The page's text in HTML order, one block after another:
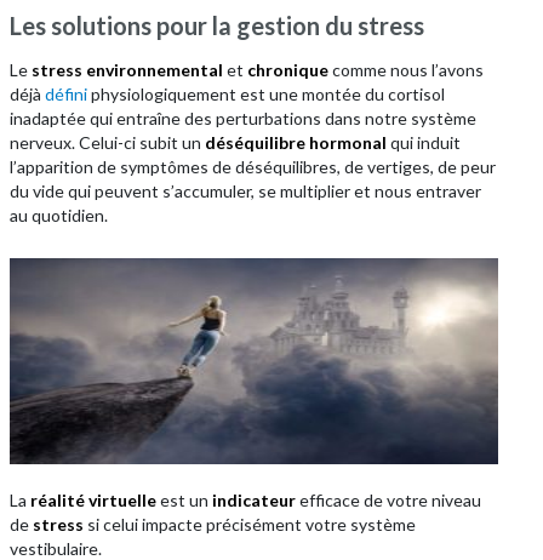
Les solutions pour la gestion du stress
Le stress environnemental et chroniquecomme nous l’avons
déjà définiphysiologiquement est une montée du cortisol
inadaptée qui entraîne des perturbations dans notre système
nerveux. Celui-ci subit un déséquilibre hormonal qui induit
l’apparition de symptômes de déséquilibres, de vertiges, de peur
du vide qui peuvent s’accumuler, se multiplier et nous entraver
au quotidien.
La réalité virtuelleest un indicateurefficace de votre niveau
de stress si celui impacte précisément votre système
vestibulaire.